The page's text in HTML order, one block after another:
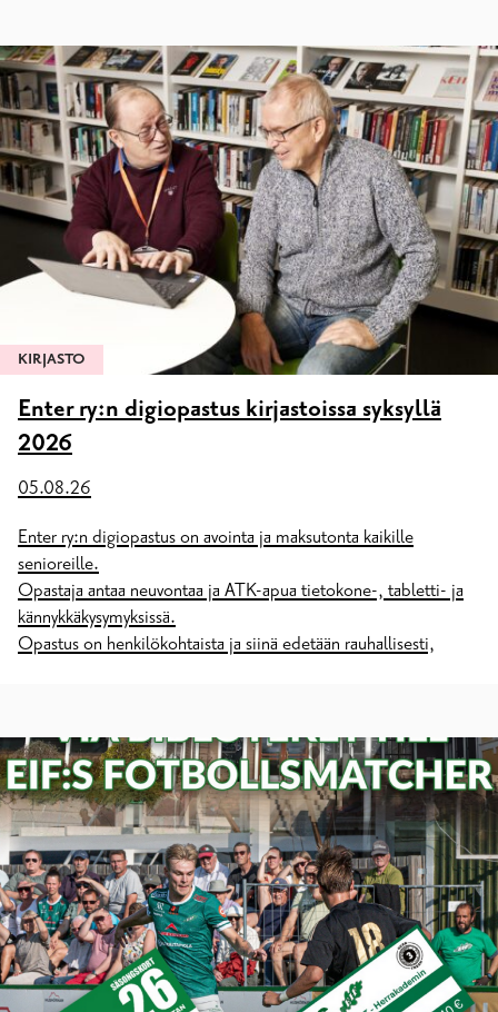
KIRJASTO
Enter ry:n digiopastus kirjastoissa syksyllä
2026
05.08.26
Enter ry:n digiopastus on avointa ja maksutonta kaikille
senioreille.
Opastaja antaa neuvontaa ja ATK-apua tietokone-, tabletti- ja
kännykkäkysymyksissä.
Opastus on henkilökohtaista ja siinä edetään rauhallisesti,